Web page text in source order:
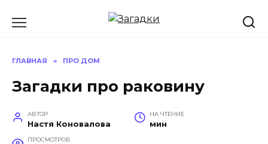
ГЛАВНАЯ » ПРО ДОМ
Загадки про раковину
АВТОР
Настя Коновалова
НА ЧТЕНИЕ
мин
ПРОСМОТРОВ